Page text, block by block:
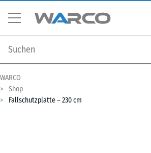
WARCO
Shop
Fallschutzplatte – 230 cm